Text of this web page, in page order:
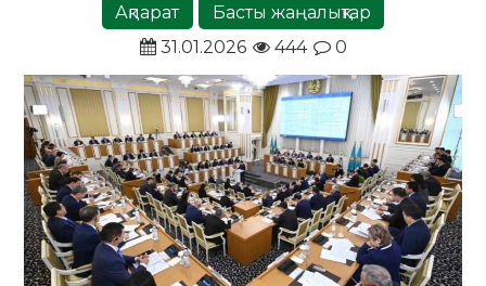
Ақпарат
Басты жаңалықтар
31.01.2026
444 0